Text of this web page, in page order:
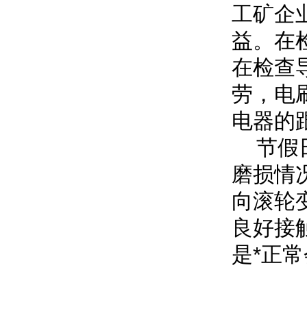
工矿企
益。在
在检查
劳，电
电器的
节假
磨损情
向滚轮
良好接
是*正